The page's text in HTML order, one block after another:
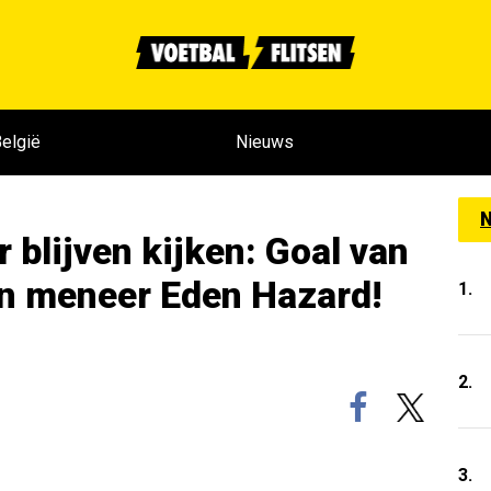
Nieuws
blijven kijken: Goal van
meneer Eden Hazard!
1.
2.
3.